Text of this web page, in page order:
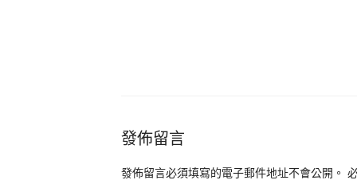
發佈留言
發佈留言必須填寫的電子郵件地址不會公開。